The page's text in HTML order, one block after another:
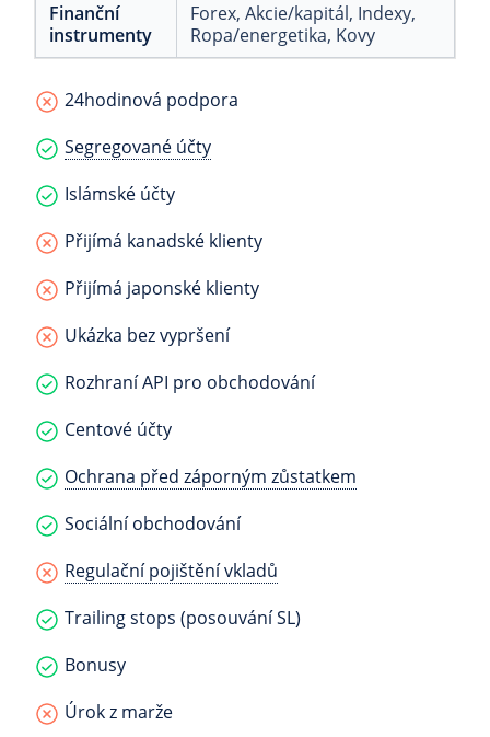
Finanční
instrumenty
Forex, Akcie/kapitál, Indexy,
Ropa/energetika, Kovy
24hodinová podpora
Segregované účty
Islámské účty
Přijímá kanadské klienty
Přijímá japonské klienty
Ukázka bez vypršení
Rozhraní API pro obchodování
Centové účty
Ochrana před záporným zůstatkem
Sociální obchodování
Regulační pojištění vkladů
Trailing stops (posouvání SL)
Bonusy
Úrok z marže